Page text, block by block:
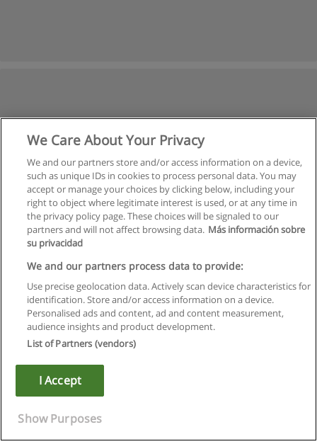
Regulamin
Polityka ochrony danych osobowych
Copyright © Educaedu Business S.L. - CIF : B-95610580: -
We Care About Your Privacy
We and our partners store and/or access information on a device,
such as unique IDs in cookies to process personal data. You may
accept or manage your choices by clicking below, including your
right to object where legitimate interest is used, or at any time in
the privacy policy page. These choices will be signaled to our
partners and will not affect browsing data. Más información sobre
su privacidad
We and our partners process data to provide:
Use precise geolocation data. Actively scan device characteristics for
identification. Store and/or access information on a device.
Personalised ads and content, ad and content measurement,
audience insights and product development.
List of Partners (vendors)
I Accept
Show Purposes